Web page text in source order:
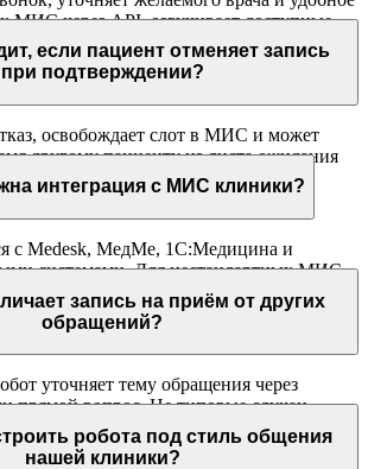
МИС через API, озвучивает доступные
пациента — без участия оператора. Все
в медицинской системе.
если пациент отменяет запись
при подтверждении?
освобождает слот в МИС и может
другому пациенту из листа ожидания
звонок.
интеграция с МИС клиники?
с Medesk, МедМе, 1С:Медицина и
системами. Для нестандартных МИС
через REST API с документацией.
запись на приём от других
обращений?
уточняет тему обращения через
прямой вопрос. Не типовые случаи
переводятся на живого
робота под стиль общения
нашей клиники?